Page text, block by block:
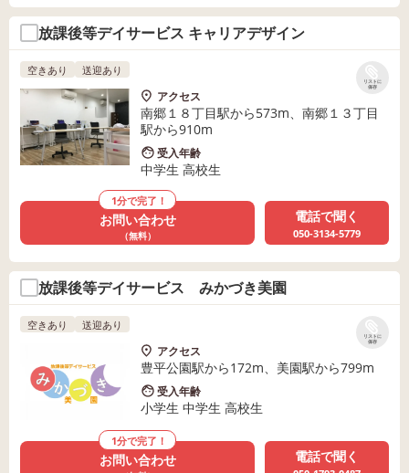
放課後等デイサービス キャリアデザイン
リストに
保存
空きあり 送迎あり
アクセス
南郷１８丁目駅から573m、南郷１３丁目
駅から910m
受入年齢
中学生 高校生
1分で完了！
お問い合わせ
（無料）
電話で聞く
050-3134-5779
放課後等デイサービス みかづき美園
リストに
保存
空きあり 送迎あり
アクセス
豊平公園駅から172m、美園駅から799m
受入年齢
小学生 中学生 高校生
1分で完了！
お問い合わせ 電話で聞く